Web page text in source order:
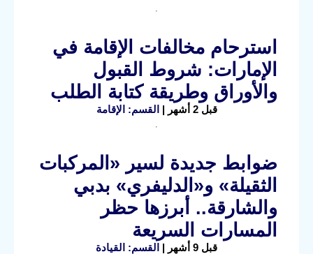
استرحام مخالفات الإقامة في
الإمارات: شروط القبول
والأوراق وطريقة كتابة الطلب
قبل 2 أشهر | القسم: الإقامة
ضوابط جديدة لسير «المركبات
الثقيلة» و«الدليفري» بدبي
والشارقة.. أبرزها حظر
المسارات السريعة
قبل 9 أشهر | القسم: القيادة